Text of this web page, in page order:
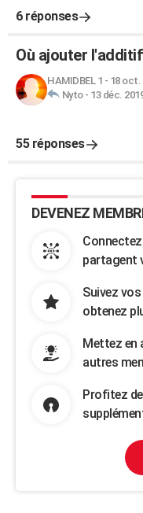
6 réponses
Où ajouter
HAMIDBEL 1 - 18 oct.
Nyto- 13 déc.
55 réponses
DEVENEZ
partagent
Suivez
obtenez
Mettez en
autres
Profitez